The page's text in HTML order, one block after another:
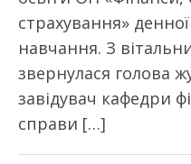
страхування»
навчання. З
звернулася голова
завідувач кафедри
справи […]